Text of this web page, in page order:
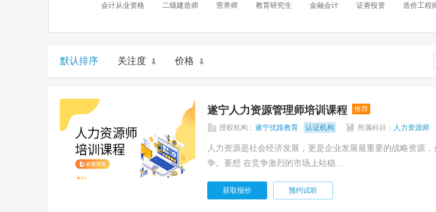
会计从业资格 二级建造师 营养师 教育研究生 金融会计 证劵投资 造价工程
默认排序 关注度 价格
遂宁人力资源管理师培训课程 推荐
授权机构： 遂宁优路教育 认证机构 所属科目： 人力资源师
人力资源是社会经济发展，更是企业发展最重要的战略资源
争。要想 在竞争激烈的市场上站稳...
获取报价 预约试听